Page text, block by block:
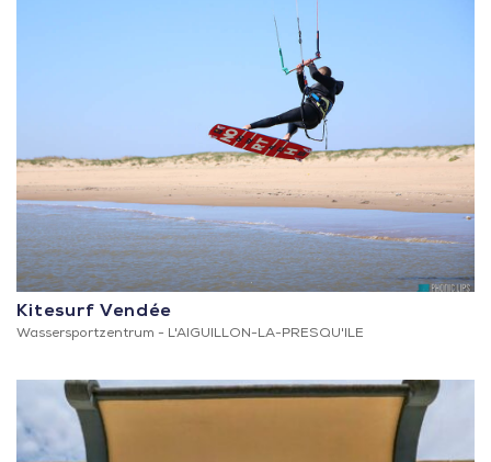
Kitesurf Vendée
Wassersportzentrum - L'AIGUILLON-LA-PRESQU'ILE